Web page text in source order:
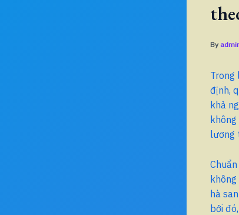
By
Trong
định,
khả
lương
không
hà
bởi